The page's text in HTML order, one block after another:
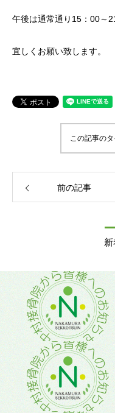
午後は通常通り15：00～
宜しくお願い致します。
この記事の
前の記事